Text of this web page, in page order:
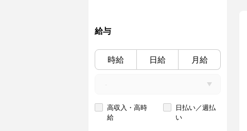
給与
時給 日給 月給
高収入・高時
給
日払い／週払
い